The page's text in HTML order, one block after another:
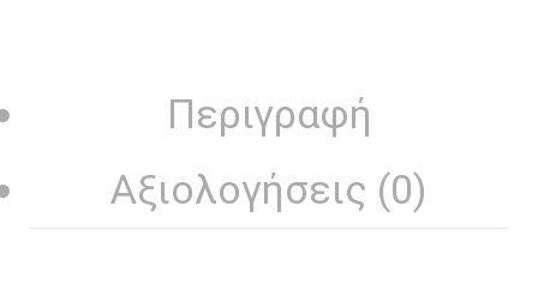
Περιγραφή
Αξιολογήσεις (0)